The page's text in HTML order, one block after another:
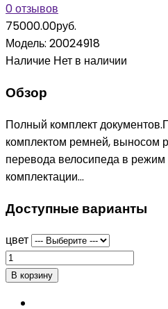
0 отзывов
75000.00руб.
Модель: 20024918
Наличие Нет в наличии
Обзор
Полный комплект
комплектом ремней, выносом
перевода велосипеда в
комплектации...
Доступные варианты
цвет